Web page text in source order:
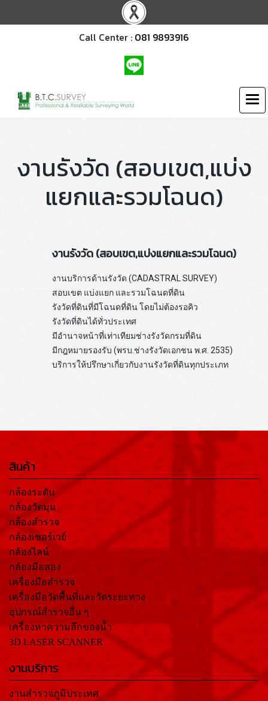
Call Center : 081 9893916
งานรังวัด (สอบเขต,แบ่ง
แยกและรวมโฉนด)
งานรังวัด (สอบเขต,แบ่งแยกและรวมโฉนด)
งานบริการด้านรังวัด (CADASTRAL SURVEY)
สอบเขต แบ่งแยก และรวมโฉนดที่ดิน
รังวัดที่ดินที่มีโฉนดที่ดิน โดยไม่ต้องรอคิว
รังวัดที่ดินได้ทั่วประเทศ
มีอำนาจหน้าที่เท่าเทียมช่างรังวัดกรมที่ดิน
มีกฎหมายรองรับ (พรบ.ช่างรังวัดเอกชน พ.ศ. 2535)
บริการให้ปรึกษาเกี่ยวกับงานรังวัดที่ดินทุกประเภท
สินค้า
กล้องระดับ
กล้องวัดมุม
กล้องสำรวจ
กล้องเซอร์เวย์
กล้องไลน์
กล้องมือสอง
เครื่องมือสำรวจ
เครื่องมือวัดพื้นที่และวัดระยะทาง
อุปกรณ์สำรวจอื่น ๆ
เครื่องหาความลึกของน้ำ
3D LASER SCANNER
งานบริการ
งานสำรวจภูมิประเทศ